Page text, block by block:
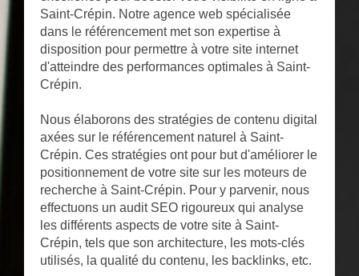
Saint-Crépin. Notre agence web spécialisée
dans le référencement met son expertise à
disposition pour permettre à votre site internet
d'atteindre des performances optimales à Saint-
Crépin.
Nous élaborons des stratégies de contenu digital
axées sur le référencement naturel à Saint-
Crépin. Ces stratégies ont pour but d'améliorer le
positionnement de votre site sur les moteurs de
recherche à Saint-Crépin. Pour y parvenir, nous
effectuons un audit SEO rigoureux qui analyse
les différents aspects de votre site à Saint-
Crépin, tels que son architecture, les mots-clés
utilisés, la qualité du contenu, les backlinks, etc.